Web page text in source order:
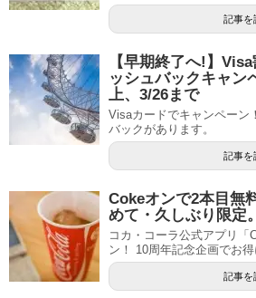
記事を
【早期終了へ!】
ッシュバックキャン
上、3/26まで
Visaカードでキャンペーン
バックがあります。
記事を
Cokeオンで2本目無
めて・久しぶり限定
コカ・コーラ公式アプリ「
ン！ 10周年記念企画でお得
記事を